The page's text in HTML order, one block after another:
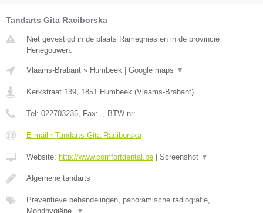
Tandarts Gita Raciborska
Niet gevestigd in de plaats Ramegnies en in de provincie
Henegouwen.
Vlaams-Brabant » Humbeek Google maps ▼
Kerkstraat 139 1851 Humbeek (Vlaams-Brabant)
Tel: 022703235 , Fax: - , BTW-nr: -
E-mail › Tandarts Gita Raciborska
Website: http://www.comfortdental.be Screenshot ▼
Algemene tandarts
Preventieve behandelingen, panoramische radiografie,
Mondhygiëne,
▼